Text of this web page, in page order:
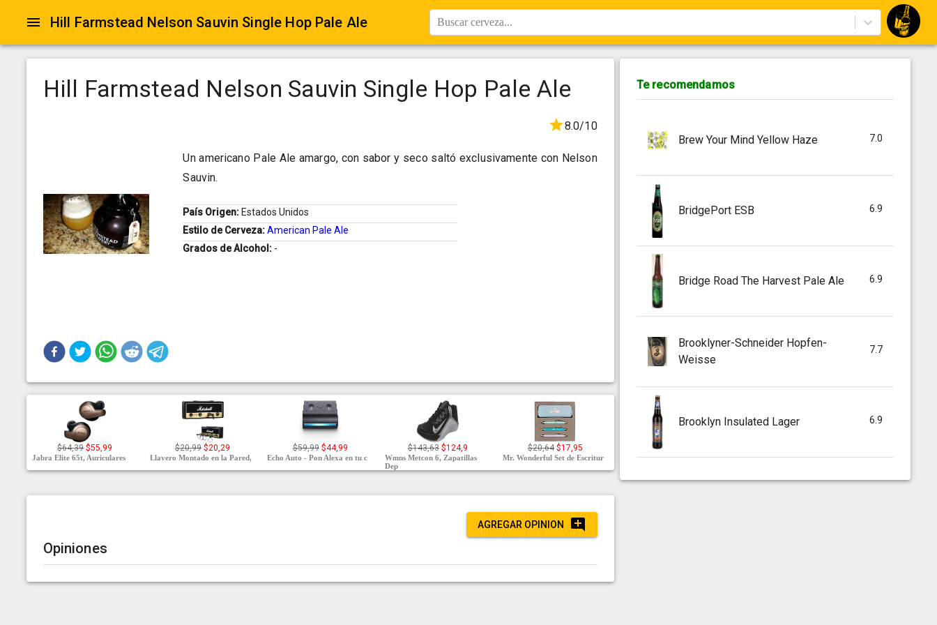
Hill Farmstead Nelson Sauvin Single Hop Pale Ale Buscar cerveza...
Hill Farmstead Nelson Sauvin Single Hop Pale Ale
8.0/10
Un americano Pale Ale amargo, con sabor y seco saltó exclusivamente con Nelson
Sauvin.
País Origen: Estados Unidos
Estilo de Cerveza:American Pale Ale
Grados de Alcohol: -
$64,39 $55,99
Jabra Elite 65t, Auriculares
$20,99 $20,29
Llavero Montado en la Pared,
$59,99 $44,99
Echo Auto - Pon Alexa en tu c
$143,63 $124,9
Wmns Metcon 6, Zapatillas
Dep
$20,64 $17,95
Mr. Wonderful Set de Escritur
AGREGAR OPINION
Opiniones
Te recomendamos
Brew Your Mind Yellow Haze 7.0
BridgePort ESB 6.9
Bridge Road The Harvest Pale Ale 6.9
Brooklyner-Schneider Hopfen-
Weisse
7.7
Brooklyn Insulated Lager 6.9